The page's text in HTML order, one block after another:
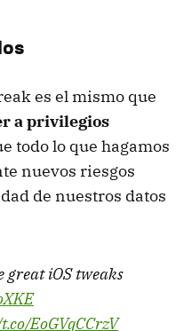
es el mismo que
a privilegios
todo lo que hagamos
nuevos riesgos
de nuestros datos
great iOS tweaks
EoGVqCCrzV